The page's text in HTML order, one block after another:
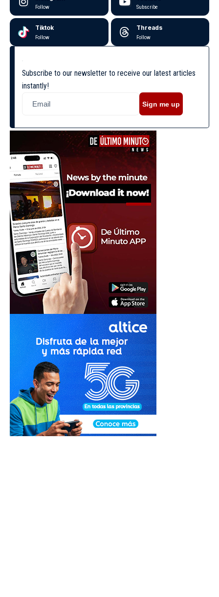
Follow Subscribe
Tiktok
Follow
Threads
Follow
Subscribe to our newsletter to receive our latest articles
instantly!
Sign me up